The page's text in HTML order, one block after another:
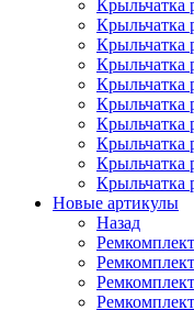
Крыльчатка
Крыльчатка
Крыльчатка
Крыльчатка
Крыльчатка
Крыльчатка
Крыльчатка
Крыльчатка
Крыльчатка
Крыльчатка
Новые артикулы
Назад